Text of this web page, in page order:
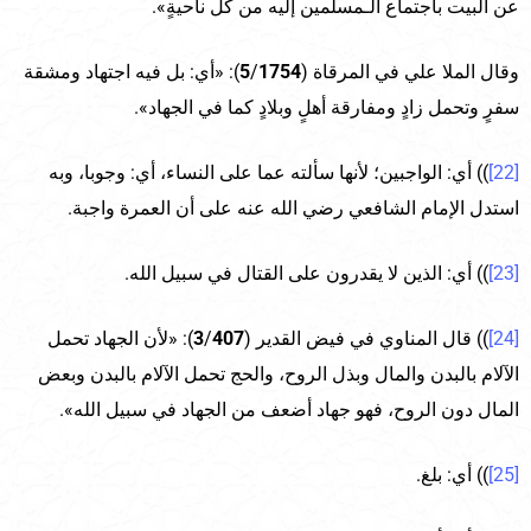
عن البيت باجتماع الـمسلمين إليه من كل ناحيةٍ».
وقال الملا علي في المرقاة ( 5/1754
): «أي: بل فيه اجتهاد ومشقة
سفرٍ وتحمل زادٍ ومفارقة أهلٍ وبلادٍ كما في الجهاد».
[22]
)) أي: الواجبين؛ لأنها سألته عما على النساء، أي: وجوبا، وبه
استدل الإمام الشافعي رضي الله عنه على أن العمرة واجبة.
[23] )) أي: الذين لا يقدرون على القتال في سبيل الله.
[24] )) قال المناوي في فيض القدير ( 3/407
): «لأن الجهاد تحمل
الآلام بالبدن والمال وبذل الروح، والحج تحمل الآلام بالبدن وبعض
المال دون الروح، فهو جهاد أضعف من الجهاد في سبيل الله».
[25] )) أي: بلغ.